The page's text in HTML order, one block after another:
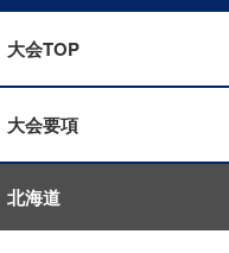
大会TOP
大会要項
北海道